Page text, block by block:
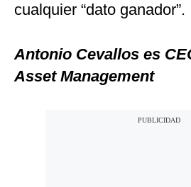
cualquier “dato ganador”.
Antonio Cevallos es
Asset Management